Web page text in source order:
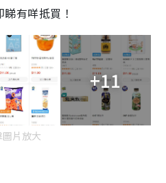
有咩抵買！
+11
圖片放大